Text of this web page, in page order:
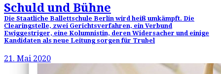
Schuld und Bühne
Die Staatliche Ballettschule Berlin wird heiß umkämpft. Die
Clearingstelle, zwei Gerichtsverfahren, ein Verbund
Ewiggestriger, eine Kolumnistin, deren Widersacher und einige
Kandidaten als neue Leitung sorgen für Trubel
21. Mai 2020